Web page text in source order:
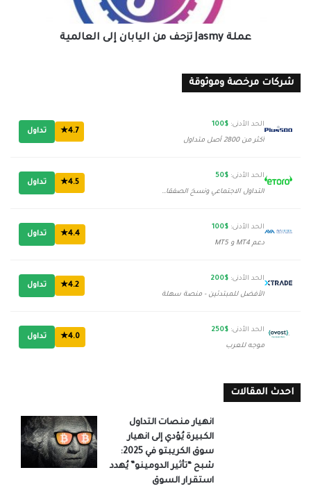
عملة Jasmy تزحف من اليابان إلى العالمية
شركات مرخصة وموثوقة
الحد الأدنى: $100
أكثر من 2800 أصل متداول
4.7★ تداول
الحد الأدنى: $50
التداول الاجتماعي ونسخ الصفقات
4.5★ تداول
الحد الأدنى: $100
دعم MT4 و MT5
4.4★ تداول
الحد الأدنى: $200
الأفضل للمبتدئين - منصة سهلة
4.2★ تداول
الحد الأدنى: $250
موجه للعرب
4.0★ تداول
احدث المقالات
انهيار منصات التداول
الكبيرة يُؤدي إلى انهيار
سوق الكريبتو في 2025:
شبح “تأثير الدومينو” يُهدد
استقرار السوق